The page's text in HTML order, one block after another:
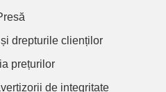
drepturile clienților
prețurilor
de integritate